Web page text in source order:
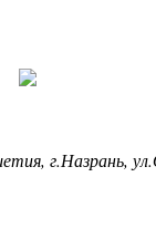
г.Назрань,